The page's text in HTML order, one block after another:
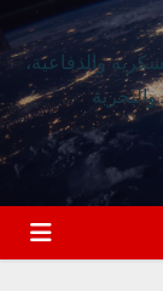
والدفاعية،